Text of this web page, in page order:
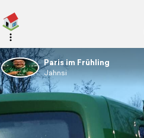
Paris im Frühling
Jahnsi